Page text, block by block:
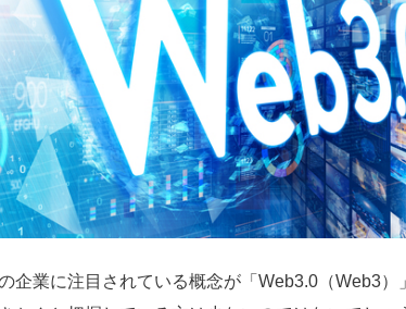
企業に注目されている概念が「Web3.0（Web3）